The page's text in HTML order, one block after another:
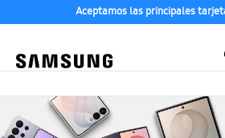
Aceptamos las principales